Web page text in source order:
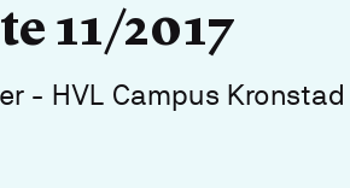
11/2017
- HVL Campus